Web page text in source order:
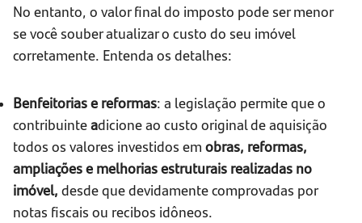
No entanto, o valor final do imposto pode ser menor
se você souber atualizar o custo do seu imóvel
corretamente. Entenda os detalhes:
Benfeitorias e reformas: a legislação permite que o
contribuinteadicione ao custo original de aquisição
todos os valores investidos em obras, reformas,
ampliações e melhorias estruturais realizadas no
imóvel, desde que devidamente comprovadas por
notas fiscais ou recibos idôneos.